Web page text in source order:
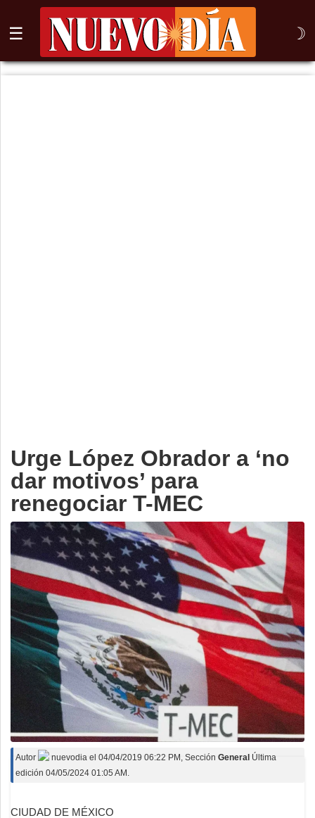
☰ ☽
⌕
Urge López Obrador a ‘no
dar motivos’ para
renegociar T-MEC
Autor nuevodia el 04/04/2019 06:22 PM , Sección General Última
edición 04/05/2024 01:05 AM.
CIUDAD DE MÉXICO